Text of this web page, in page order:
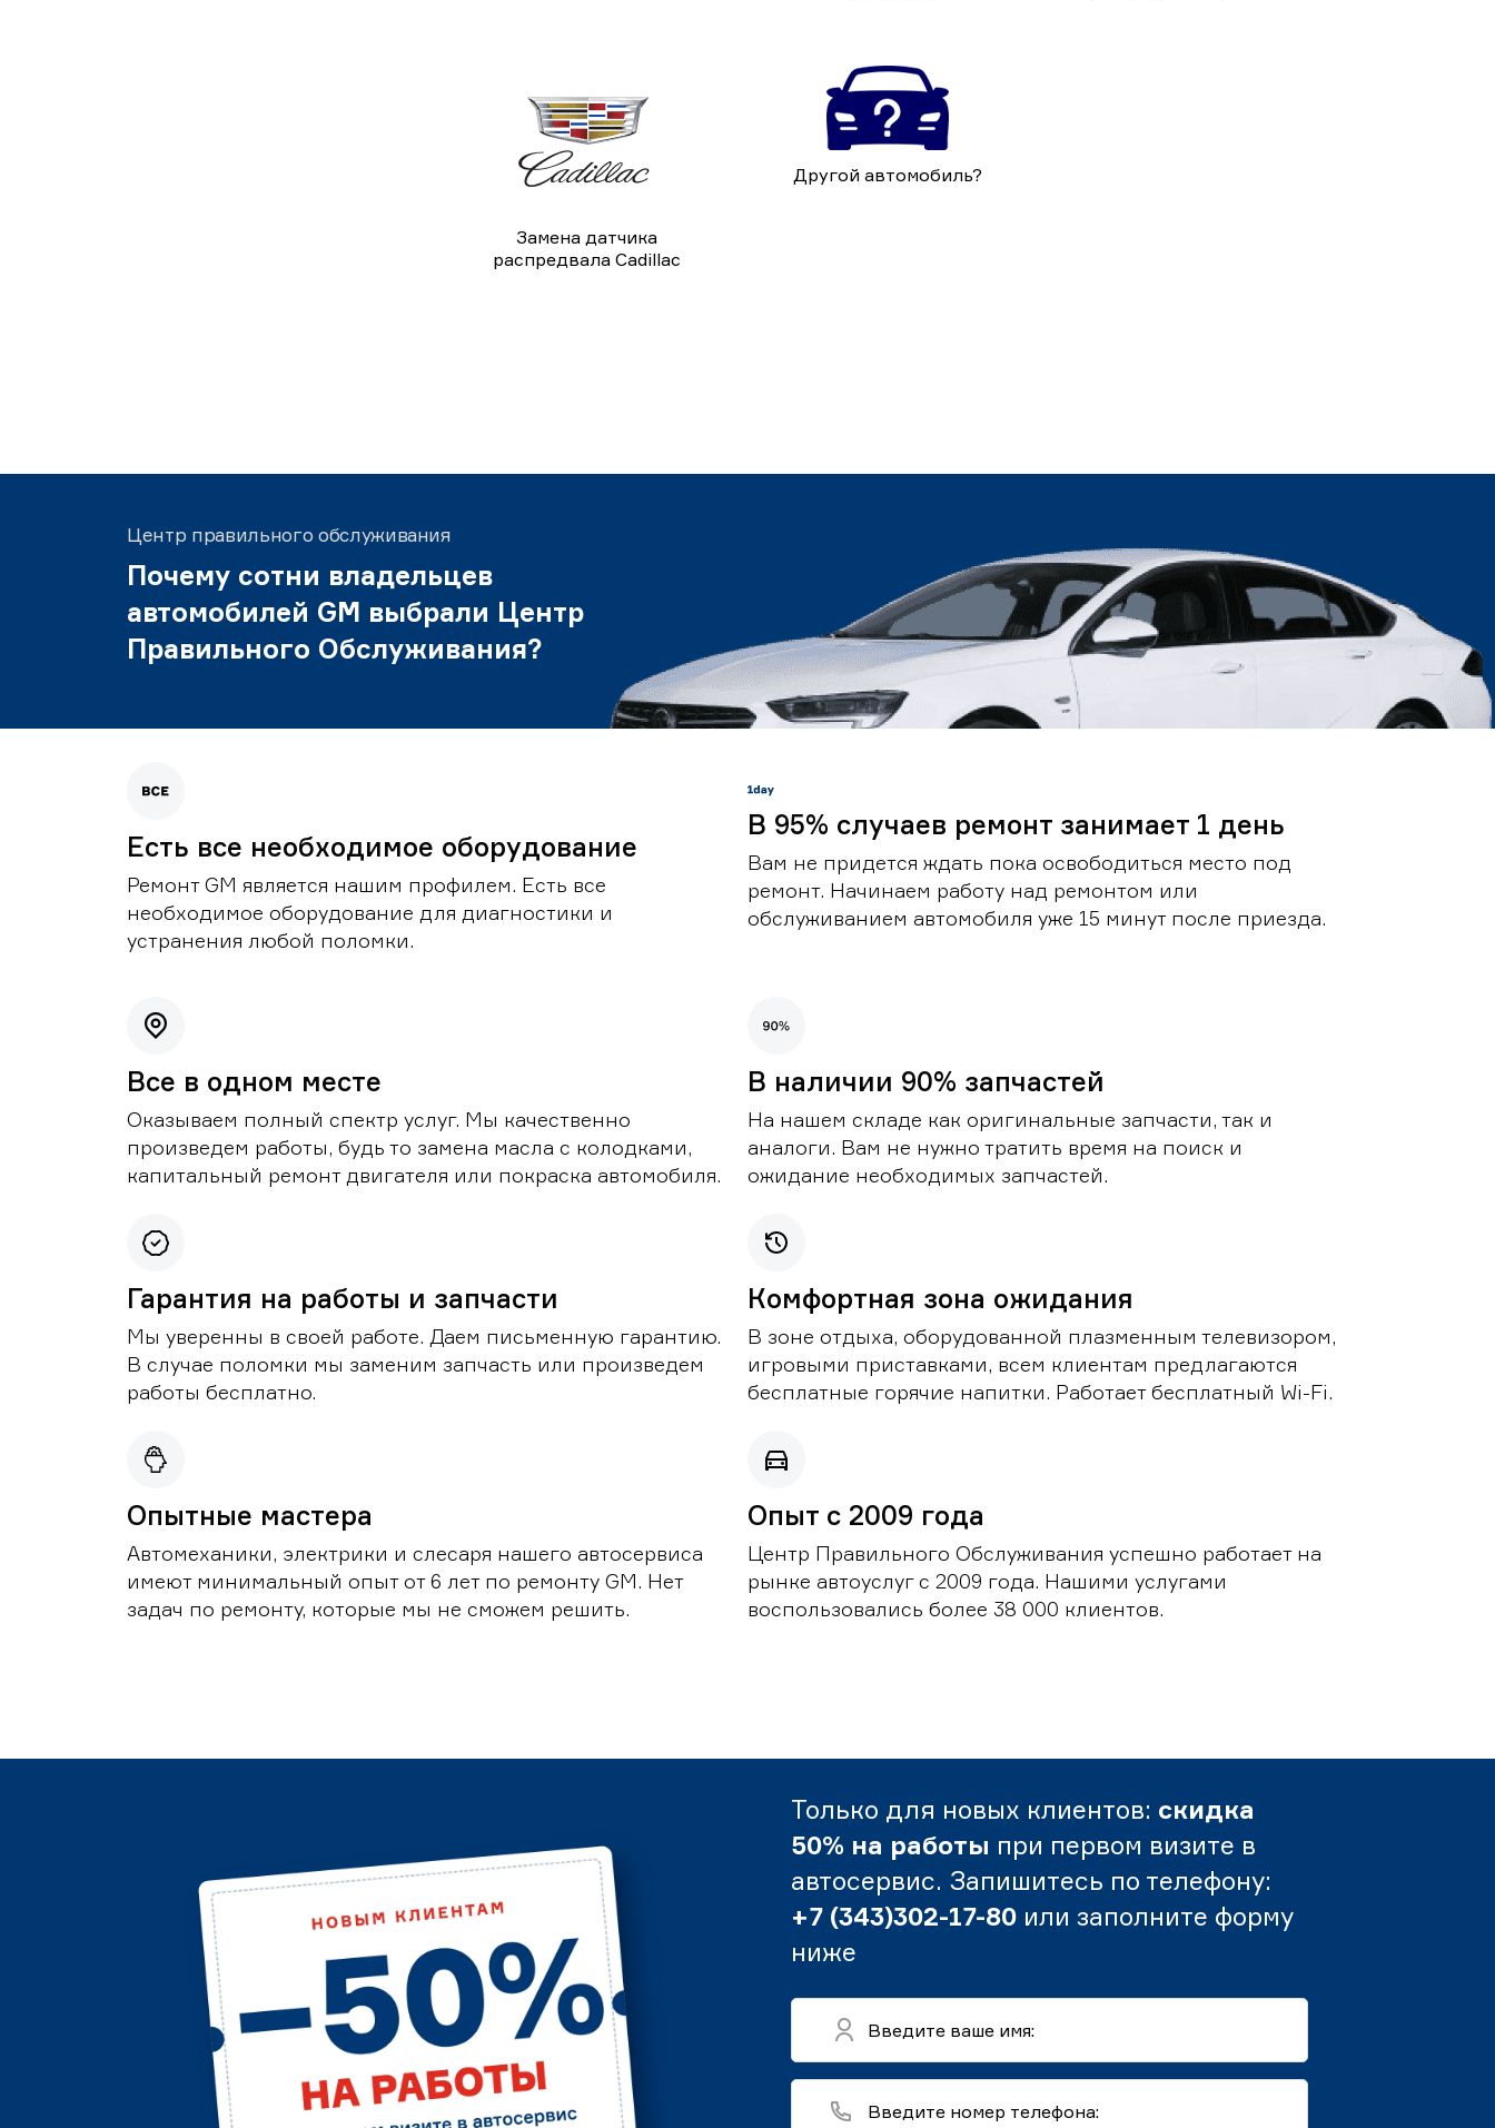
Замена датчика
распредвала Cadillac
Другой автомобиль?
Центр правильного обслуживания
Почему сотни владельцев
автомобилей GM выбрали Центр
Правильного Обслуживания?
Есть все необходимое оборудование
Ремонт GM является нашим профилем. Есть все
необходимое оборудование для диагностики и
устранения любой поломки.
В 95% случаев ремонт занимает 1 день
Вам не придется ждать пока освободиться место под
ремонт. Начинаем работу над ремонтом или
обслуживанием автомобиля уже 15 минут после приезда.
Все в одном месте
Оказываем полный спектр услуг. Мы качественно
произведем работы, будь то замена масла с колодками,
капитальный ремонт двигателя или покраска автомобиля.
В наличии 90% запчастей
На нашем складе как оригинальные запчасти, так и
аналоги. Вам не нужно тратить время на поиск и
ожидание необходимых запчастей.
Гарантия на работы и запчасти
Мы уверенны в своей работе. Даем письменную гарантию.
В случае поломки мы заменим запчасть или произведем
работы бесплатно.
Комфортная зона ожидания
В зоне отдыха, оборудованной плазменным телевизором,
игровыми приставками, всем клиентам предлагаются
бесплатные горячие напитки. Работает бесплатный Wi-Fi.
Опытные мастера
Автомеханики, электрики и слесаря нашего автосервиса
имеют минимальный опыт от 6 лет по ремонту GM. Нет
задач по ремонту, которые мы не сможем решить.
Опыт с 2009 года
Центр Правильного Обслуживания успешно работает на
рынке автоуслуг с 2009 года. Нашими услугами
воспользовались более 38 000 клиентов.
Только для новых клиентов: скидка
50% на работы при первом визите в
автосервис. Запишитесь по телефону:
+7 (343)302-17-80 или заполните форму
ниже